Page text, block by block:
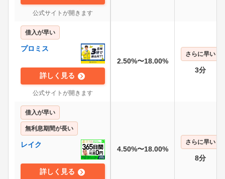
公式サイトが開きます
借入が早い
プロミス
詳しく見る
公式サイトが開きます
2.50%〜18.00%
さらに早い
3分
借入が早い
無利息期間が長い
レイク
詳しく見る
4.50%〜18.00%
さらに早い
8分